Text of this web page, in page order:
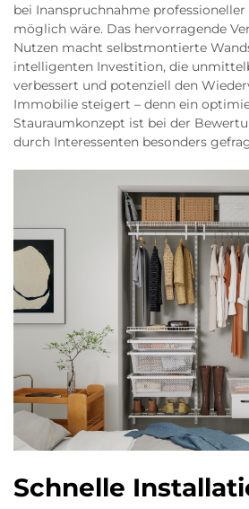
bei Inanspruchnahme
möglich wäre. Das hervorragende
Nutzen macht selbstmontierte
intelligenten Investition, die
verbessert und potenziell den
Immobilie steigert – denn ein
Stauraumkonzept ist bei der
durch Interessenten besonders
Schnelle